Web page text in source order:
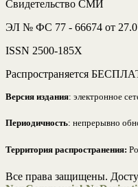
Свидетельство СМИ
ЭЛ № ФС 77 - 66674 от
ISSN 2500-185Х
Распространяется
Версия издания: электронное
Периодичность: непрерывно
Территория распространения:
Все права защищены.